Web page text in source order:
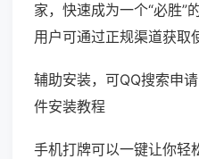
家，快速成为一个“必胜”
用户可通过正规渠道获取
辅助安装，可QQ搜索申
件安装教程
手机打牌可以一键让你轻